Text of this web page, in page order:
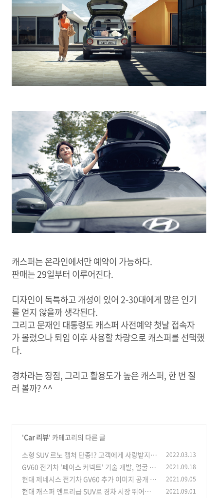
캐스퍼는 온라인에서만 예약이 가능하다.
판매는 29일부터 이루어진다.
디자인이 독특하고 개성이 있어 2-30대에게 많은 인기
를 얻지 않을까 생각된다.
그리고 문재인 대통령도 캐스퍼 사전예약 첫날 접속자
가 몰렸으나 퇴임 이후 사용할 차량으로 캐스퍼를 선택했
다.
경차라는 장점, 그리고 활용도가 높은 캐스퍼, 한 번 질
러 볼까? ^^
'Car 리뷰' 카테고리의 다른 글
소형 SUV 르노 캡처 단종!? 고객에게 사랑받지
못한 이유는? (0)
2022.03.13
GV60 전기차 '페이스 커넥트' 기술 개발, 얼굴 인
식으로 차량 제어 가능?
(12)
2021.09.18
현대 제네시스 전기차 GV60 추가 이미지 공개 및
가격, 출시일
(0)
2021.09.05
현대 캐스퍼 엔트리급 SUV로 경차 시장 뛰어들기 2021.09.01